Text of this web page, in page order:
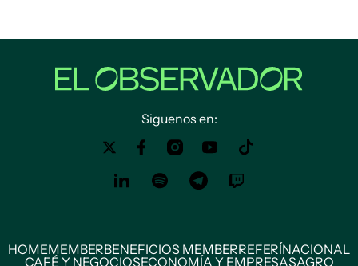
Siguenos en:
HOMEMEMBERBENEFICIOS MEMBERREFERÍNACIONAL
CAFÉ Y NEGOCIOSECONOMÍA Y EMPRESASAGRO